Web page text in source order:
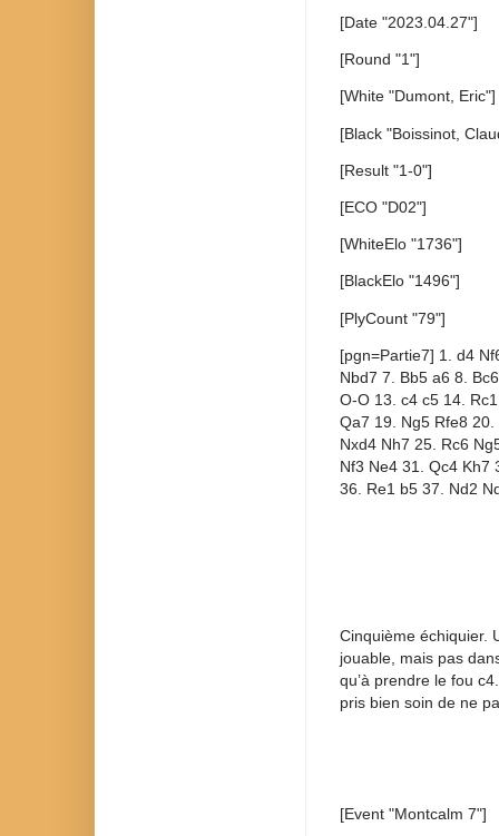
[Date "2023.04.27"]
[Round "1"]
[White "Dumont, Eric"]
[Black "Boissinot,
[Result "1-0"]
[ECO "D02"]
[WhiteElo "1736"]
[BlackElo "1496"]
[PlyCount "79"]
[pgn=Partie7] 1. d4
Nbd7 7. Bb5 a6 8.
O-O 13. c4 c5 14.
Qa7 19. Ng5 Rfe8
Nxd4 Nh7 25. Rc6
Nf3 Ne4 31. Qc4 Kh7
36. Re1 b5 37. Nd2
Cinquième échiquier.
jouable, mais pas
qu’à prendre le fou
pris bien soin de ne
[Event "Montcalm 7"]